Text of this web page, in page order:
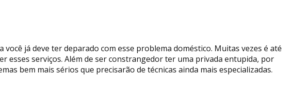
você já deve ter deparado com esse problema doméstico. Muitas vezes é até
esses serviços. Além de ser constrangedor ter uma privada entupida, por
bem mais sérios que precisarão de técnicas ainda mais especializadas.